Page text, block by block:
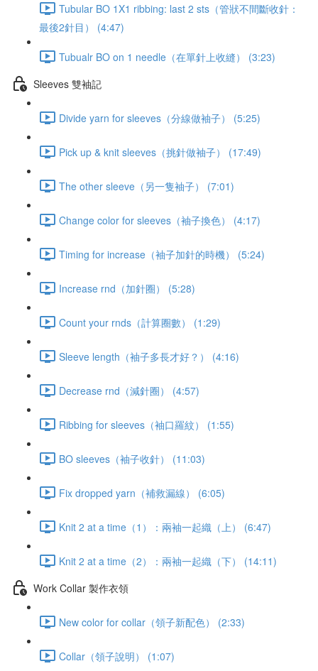
Tubular BO 1X1 ribbing: last 2 sts（管狀不間斷收針：
最後2針目） (4:47)
Tubualr BO on 1 needle（在單針上收縫） (3:23)
Sleeves 雙袖記
Divide yarn for sleeves（分線做袖子） (5:25)
Pick up & knit sleeves（挑針做袖子） (17:49)
The other sleeve（另一隻袖子） (7:01)
Change color for sleeves（袖子換色） (4:17)
Timing for increase（袖子加針的時機） (5:24)
Increase rnd（加針圈） (5:28)
Count your rnds（計算圈數） (1:29)
Sleeve length（袖子多長才好？） (4:16)
Decrease rnd（減針圈） (4:57)
Ribbing for sleeves（袖口羅紋） (1:55)
BO sleeves（袖子收針） (11:03)
Fix dropped yarn（補救漏線） (6:05)
Knit 2 at a time（1）：兩袖一起織（上） (6:47)
Knit 2 at a time（2）：兩袖一起織（下） (14:11)
Work Collar 製作衣領
New color for collar（領子新配色） (2:33)
Collar（領子說明） (1:07)